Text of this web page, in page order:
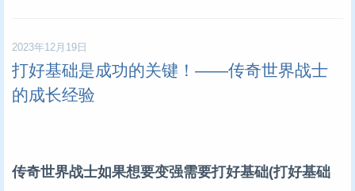
2023年12月19日
打好基础是成功的关键！——传奇世界战士
的成长经验
传奇世界战士如果想要变强需要打好基础(打好基础